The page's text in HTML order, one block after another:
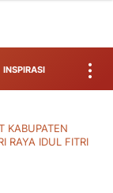
INSPIRASI
KABUPATEN
RAYA IDUL FITRI